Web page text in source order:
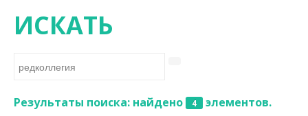
Исторические науки
Философские науки
Филологические науки
ИСКАТЬ
Результаты поиска: найдено 4 элементов.